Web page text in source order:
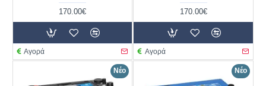
170.00€
Αγορά
170.00€
Αγορά
Νέο Νέο